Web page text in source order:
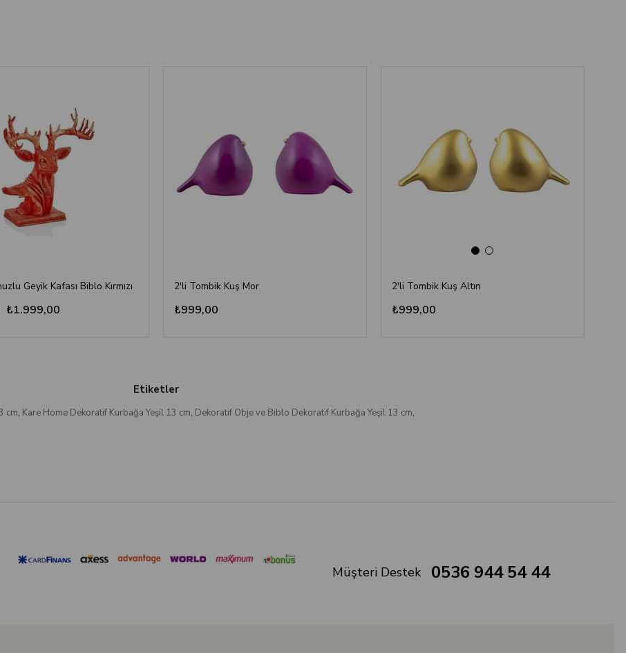
Geyik Kafası Biblo Kırmızı
₺1.999,00
2'li Tombik Kuş Mor
₺999,00
2'li Tombik Kuş Altın
₺999,00
Etiketler
cm, Kare Home Dekoratif Kurbağa Yeşil 13 cm, Dekoratif Obje ve Biblo Dekoratif Kurbağa Yeşil 13 cm,
Müşteri Destek 0536 944 54 44